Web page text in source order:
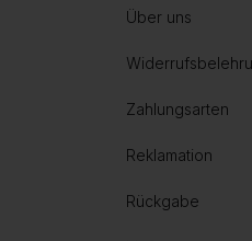
Über uns
Zahlungsarten
Reklamation
Rückgabe